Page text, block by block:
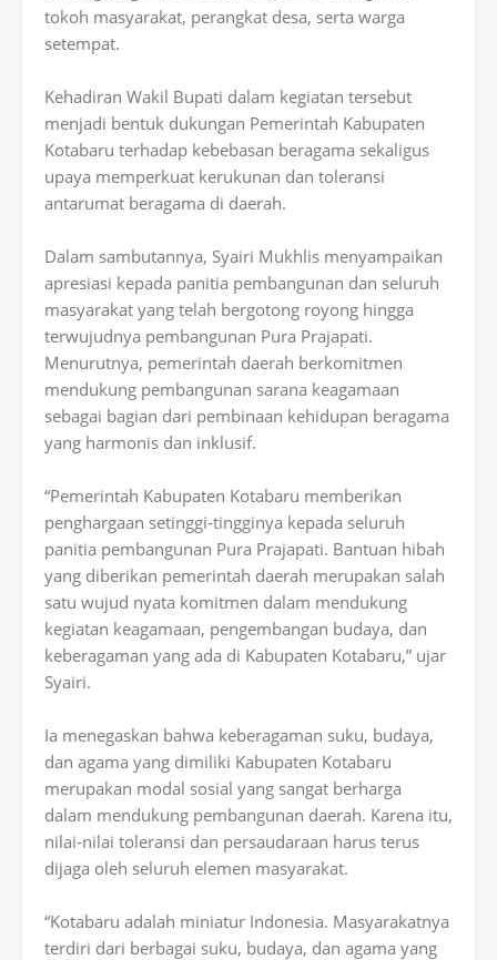
tokoh masyarakat, perangkat desa, serta warga
setempat.
Kehadiran Wakil Bupati dalam kegiatan tersebut
menjadi bentuk dukungan Pemerintah Kabupaten
Kotabaru terhadap kebebasan beragama sekaligus
upaya memperkuat kerukunan dan toleransi
antarumat beragama di daerah.
Dalam sambutannya, Syairi Mukhlis menyampaikan
apresiasi kepada panitia pembangunan dan seluruh
masyarakat yang telah bergotong royong hingga
terwujudnya pembangunan Pura Prajapati.
Menurutnya, pemerintah daerah berkomitmen
mendukung pembangunan sarana keagamaan
sebagai bagian dari pembinaan kehidupan beragama
yang harmonis dan inklusif.
“Pemerintah Kabupaten Kotabaru memberikan
penghargaan setinggi-tingginya kepada seluruh
panitia pembangunan Pura Prajapati. Bantuan hibah
yang diberikan pemerintah daerah merupakan salah
satu wujud nyata komitmen dalam mendukung
kegiatan keagamaan, pengembangan budaya, dan
keberagaman yang ada di Kabupaten Kotabaru,” ujar
Syairi.
Ia menegaskan bahwa keberagaman suku, budaya,
dan agama yang dimiliki Kabupaten Kotabaru
merupakan modal sosial yang sangat berharga
dalam mendukung pembangunan daerah. Karena itu,
nilai-nilai toleransi dan persaudaraan harus terus
dijaga oleh seluruh elemen masyarakat.
“Kotabaru adalah miniatur Indonesia. Masyarakatnya
terdiri dari berbagai suku, budaya, dan agama yang